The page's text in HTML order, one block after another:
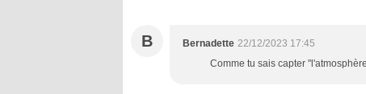
B Bernadette 22/12/2023 17:45
Comme tu sais capter